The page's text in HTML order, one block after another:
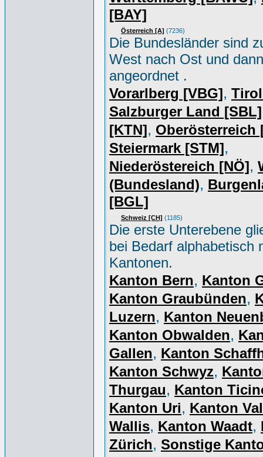
[BAY]
Österreich [A] (7236)
Die Bundesländer sind
West nach Ost und
angeordnet .
Vorarlberg [VBG],
Salzburger Land [SBL]
[KTN], Oberösterreich
Steiermark [STM],
Niederöstereich [NÖ],
(Bundesland),
[BGL]
Schweiz [CH] (1185)
Die erste Unterebene
bei Bedarf alphabetisch
Kantonen.
Kanton Bern, Kanton
Kanton Graubünden,
Luzern, Kanton
Kanton Obwalden,
Gallen, Kanton
Kanton Schwyz,
Thurgau, Kanton
Kanton Uri, Kanton
Wallis, Kanton Waadt,
Zürich, Sonstige